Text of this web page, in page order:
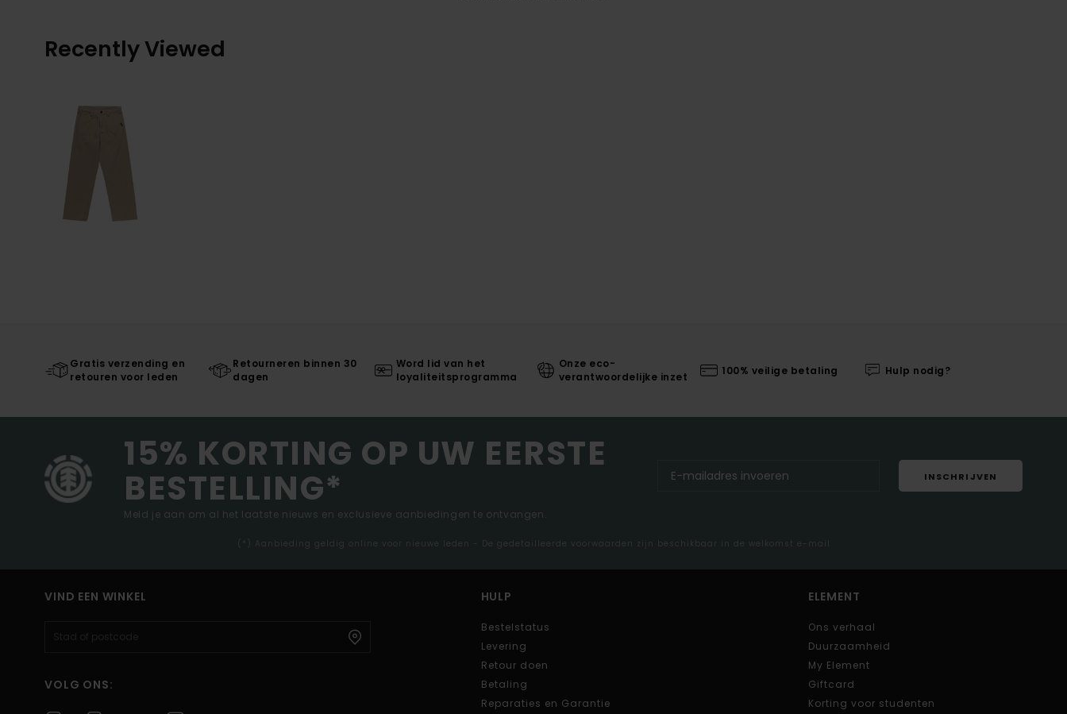
Recently Viewed
Gratis verzending en
retouren voor leden
Retourneren binnen 30
dagen
Word lid van het
loyaliteitsprogramma
Onze eco-
verantwoordelijke inzet
100% veilige betaling Hulp nodig?
15% KORTING OP UW EERSTE
BESTELLING*
Meld je aan om al het laatste nieuws en exclusieve aanbiedingen te ontvangen.
INSCHRIJVEN
(*) Aanbieding geldig online voor nieuwe leden - De gedetailleerde voorwaarden zijn beschikbaar in de welkomst e-mail
VIND EEN WINKEL
VOLG ONS:
HULP
Bestelstatus
Levering
Retour doen
Betaling
Reparaties en Garantie
ELEMENT
Ons verhaal
Duurzaamheid
My Element
Giftcard
Korting voor studenten